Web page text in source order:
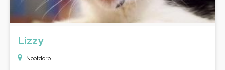
Lizzy
Nootdorp